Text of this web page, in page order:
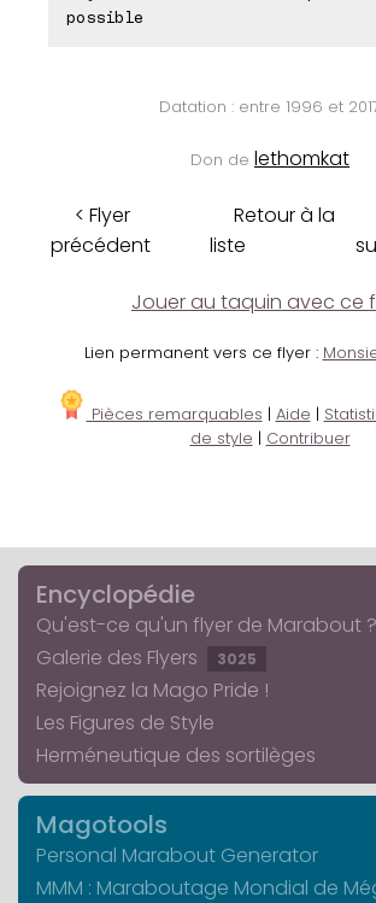
possible
Datation : entre 1996 et
Don de lethomkat
< Flyer
précédent
Retour à la
liste
Jouer au taquin avec ce
Lien permanent vers ce flyer :
Pièces remarquables | Aide |
de style | Contribuer
Encyclopédie
Qu'est-ce qu'un flyer de Marabout ?
Galerie des Flyers
3025
Rejoignez la Mago Pride !
Les Figures de Style
Herméneutique des sortilèges
Magotools
Personal Marabout Generator
MMM : Maraboutage Mondial de